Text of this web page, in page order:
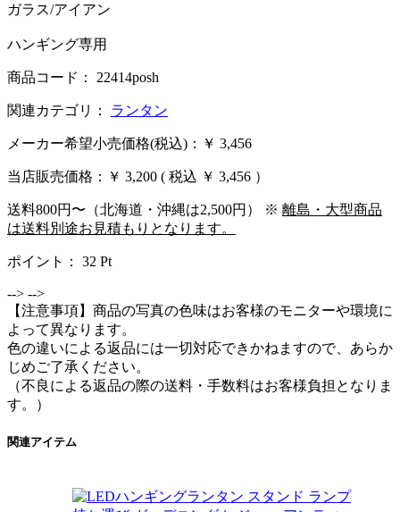
ガラス/アイアン
ハンギング専用
商品コード： 22414posh
関連カテゴリ： ランタン
メーカー希望小売価格(税込)：￥ 3,456
当店販売価格： ￥ 3,200 ( 税込 ￥ 3,456 ）
送料800円〜（北海道・沖縄は2,500円） ※ 離島・大型商品
は送料別途お見積もりとなります。
ポイント： 32 Pt
--> -->
【注意事項】商品の写真の色味はお客様のモニターや環境に
よって異なります。
色の違いによる返品には一切対応できかねますので、あらか
じめご了承ください。
（不良による返品の際の送料・手数料はお客様負担となりま
す。）
関連アイテム